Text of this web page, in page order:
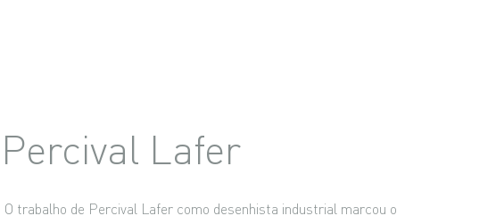
Percival Lafer
O trabalho de Percival Lafer como desenhista industrial marcou o